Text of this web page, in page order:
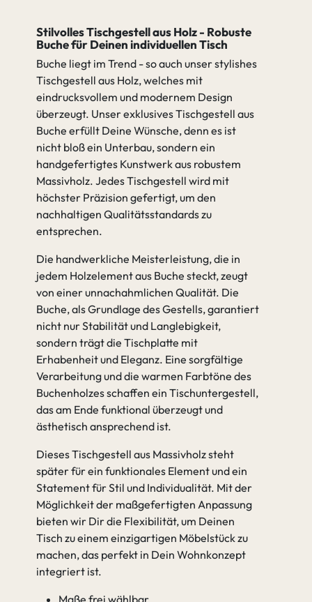
Buche Java
Cognac
Buche Antik Buche Amara
Stilvolles Tischgestell aus Holz - Robuste
Buche für Deinen individuellen Tisch
Buche liegt im Trend - so auch unser stylishes
Tischgestell aus Holz, welches mit
eindrucksvollem und modernem Design
überzeugt. Unser exklusives Tischgestell aus
Buche erfüllt Deine Wünsche, denn es ist
nicht bloß ein Unterbau, sondern ein
handgefertigtes Kunstwerk aus robustem
Massivholz. Jedes Tischgestell wird mit
höchster Präzision gefertigt, um den
nachhaltigen Qualitätsstandards zu
entsprechen.
Die handwerkliche Meisterleistung, die in
jedem Holzelement aus Buche steckt, zeugt
von einer unnachahmlichen Qualität. Die
Buche, als Grundlage des Gestells, garantiert
nicht nur Stabilität und Langlebigkeit,
sondern trägt die Tischplatte mit
Erhabenheit und Eleganz. Eine sorgfältige
Verarbeitung und die warmen Farbtöne des
Buchenholzes schaffen ein Tischuntergestell,
das am Ende funktional überzeugt und
ästhetisch ansprechend ist.
Dieses Tischgestell aus Massivholz steht
später für ein funktionales Element und ein
Statement für Stil und Individualität. Mit der
Möglichkeit der maßgefertigten Anpassung
bieten wir Dir die Flexibilität, um Deinen
Tisch zu einem einzigartigen Möbelstück zu
machen, das perfekt in Dein Wohnkonzept
integriert ist.
Maße frei wählbar